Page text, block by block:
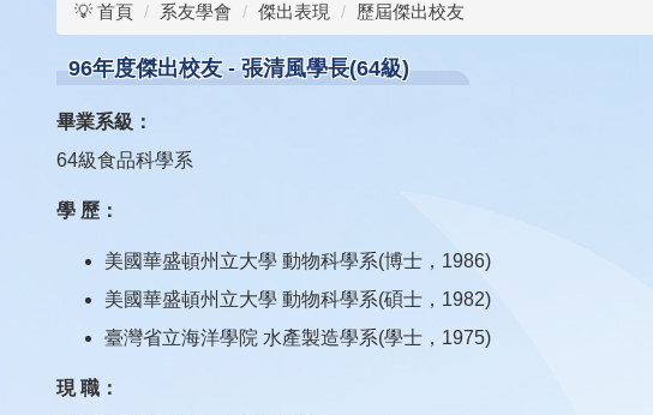
💡 首頁 系友學會 傑出表現 歷屆傑出校友
96年度傑出校友 - 張清風學長(64級)
畢業系級 ：
64級食品科學系
學 歷：
美國華盛頓州立大學 動物科學系(博士，1986)
美國華盛頓州立大學 動物科學系(碩士，1982)
臺灣省立海洋學院 水產製造學系(學士，1975)
現 職：